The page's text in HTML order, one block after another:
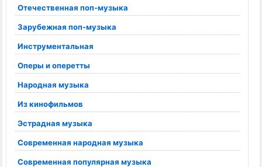
Отечественная поп-музыка
Зарубежная поп-музыка
Инструментальная
Оперы и оперетты
Народная музыка
Из кинофильмов
Эстрадная музыка
Современная народная музыка
Современная популярная музыка